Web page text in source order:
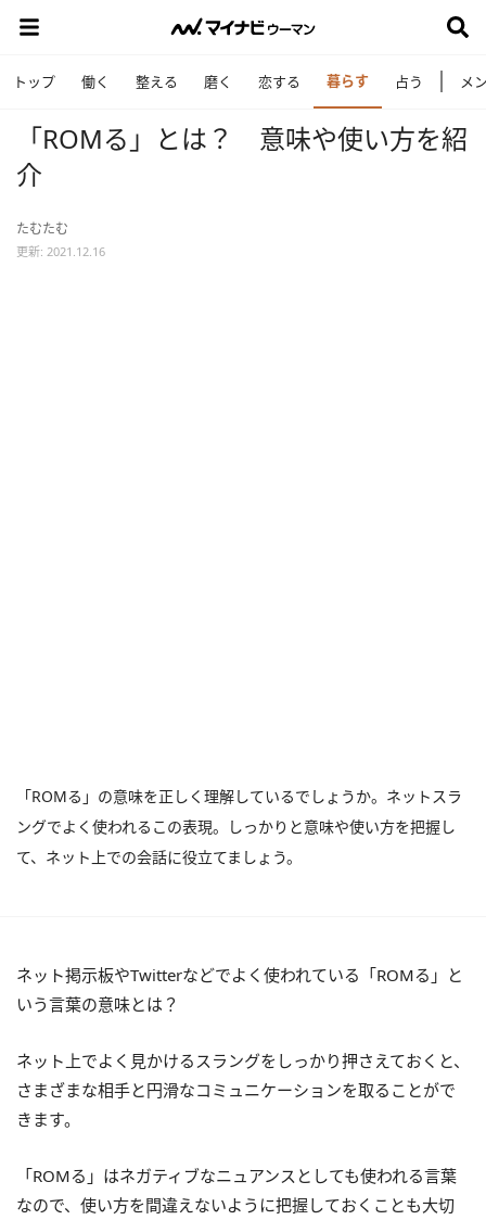
トップ 働く 整える 磨く 恋する 暮らす 占う メ
「ROMる」とは？ 意味や使い方を紹
介
たむたむ
更新: 2021.12.16
「ROMる」の意味を正しく理解しているでしょうか。ネットスラ
ングでよく使われるこの表現。しっかりと意味や使い方を把握し
て、ネット上での会話に役立てましょう。
ネット掲示板やTwitterなどでよく使われている「ROMる」と
いう言葉の意味とは？
ネット上でよく見かけるスラングをしっかり押さえておくと、
さまざまな相手と円滑なコミュニケーションを取ることがで
きます。
「ROMる」はネガティブなニュアンスとしても使われる言葉
なので、使い方を間違えないように把握しておくことも大切